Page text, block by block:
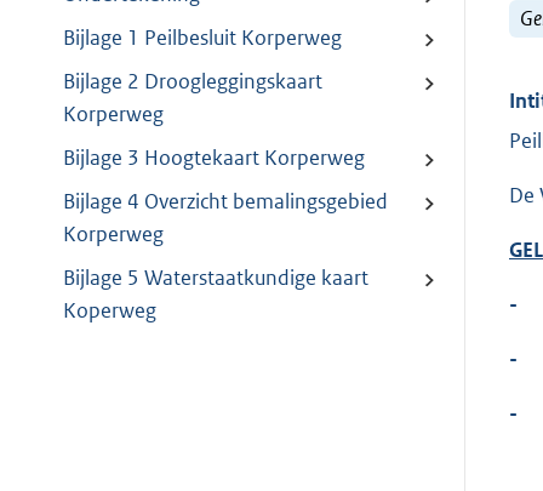
Bijlage 1 Peilbesluit Korperweg
Bijlage 2 Droogleggingskaart
Korperweg
Bijlage 3 Hoogtekaart Korperweg
Bijlage 4 Overzicht bemalingsgebied
Korperweg
Bijlage 5 Waterstaatkundige kaart
Koperweg
De
-
-
-